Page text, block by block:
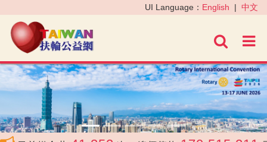
進階
UI Language： English | 中文
‹ ›